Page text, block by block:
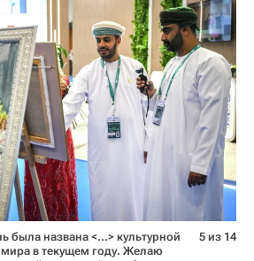
была названа <…> культурной
в текущем году. Желаю
5 из 14